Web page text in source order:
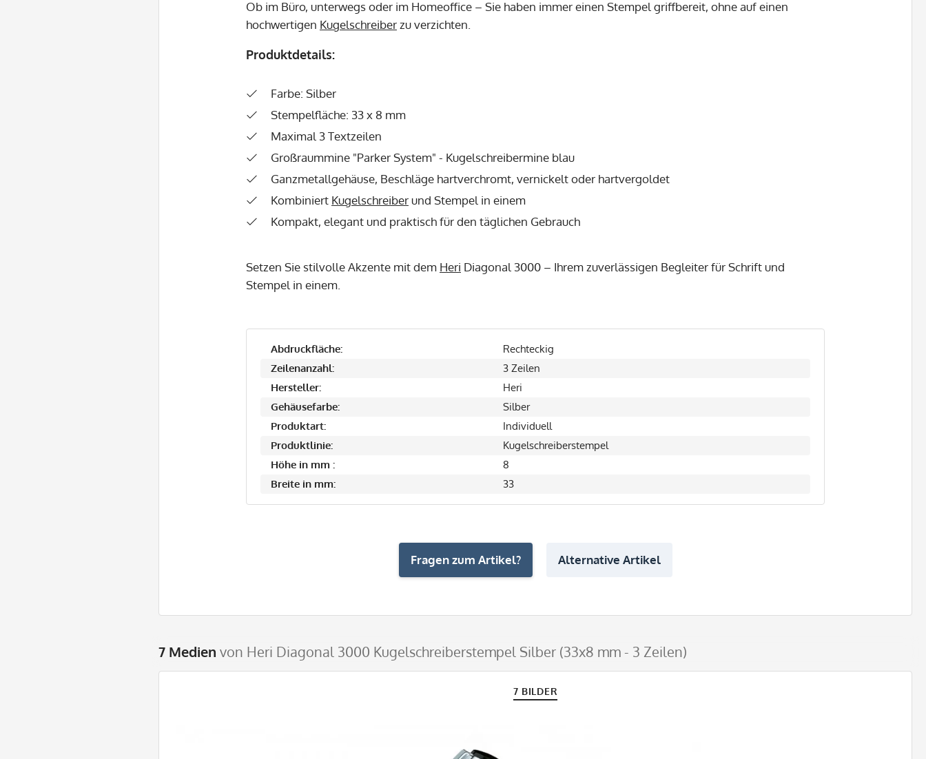
Ob im Büro, unterwegs oder im Homeoffice – Sie haben immer einen Stempel griffbereit, ohne auf einen
hochwertigen Kugelschreiberzu verzichten.
Produktdetails:
Farbe: Silber
Stempelfläche: 33 x 8 mm
Maximal 3 Textzeilen
Großraummine "Parker System" - Kugelschreibermine blau
Ganzmetallgehäuse, Beschläge hartverchromt, vernickelt oder hartvergoldet
Kombiniert Kugelschreiberund Stempel in einem
Kompakt, elegant und praktisch für den täglichen Gebrauch
Setzen Sie stilvolle Akzente mit dem Heri Diagonal 3000 – Ihrem zuverlässigen Begleiter für Schrift und
Stempel in einem.
Abdruckfläche:
Rechteckig
Zeilenanzahl:
3 Zeilen
Hersteller:
Heri
Gehäusefarbe:
Silber
Produktart:
Individuell
Produktlinie:
Kugelschreiberstempel
Höhe in mm :
8
Breite in mm:
33
Fragen zum Artikel? Alternative Artikel
7 Medien von Heri Diagonal 3000 Kugelschreiberstempel Silber (33x8 mm - 3 Zeilen)
7 BILDER